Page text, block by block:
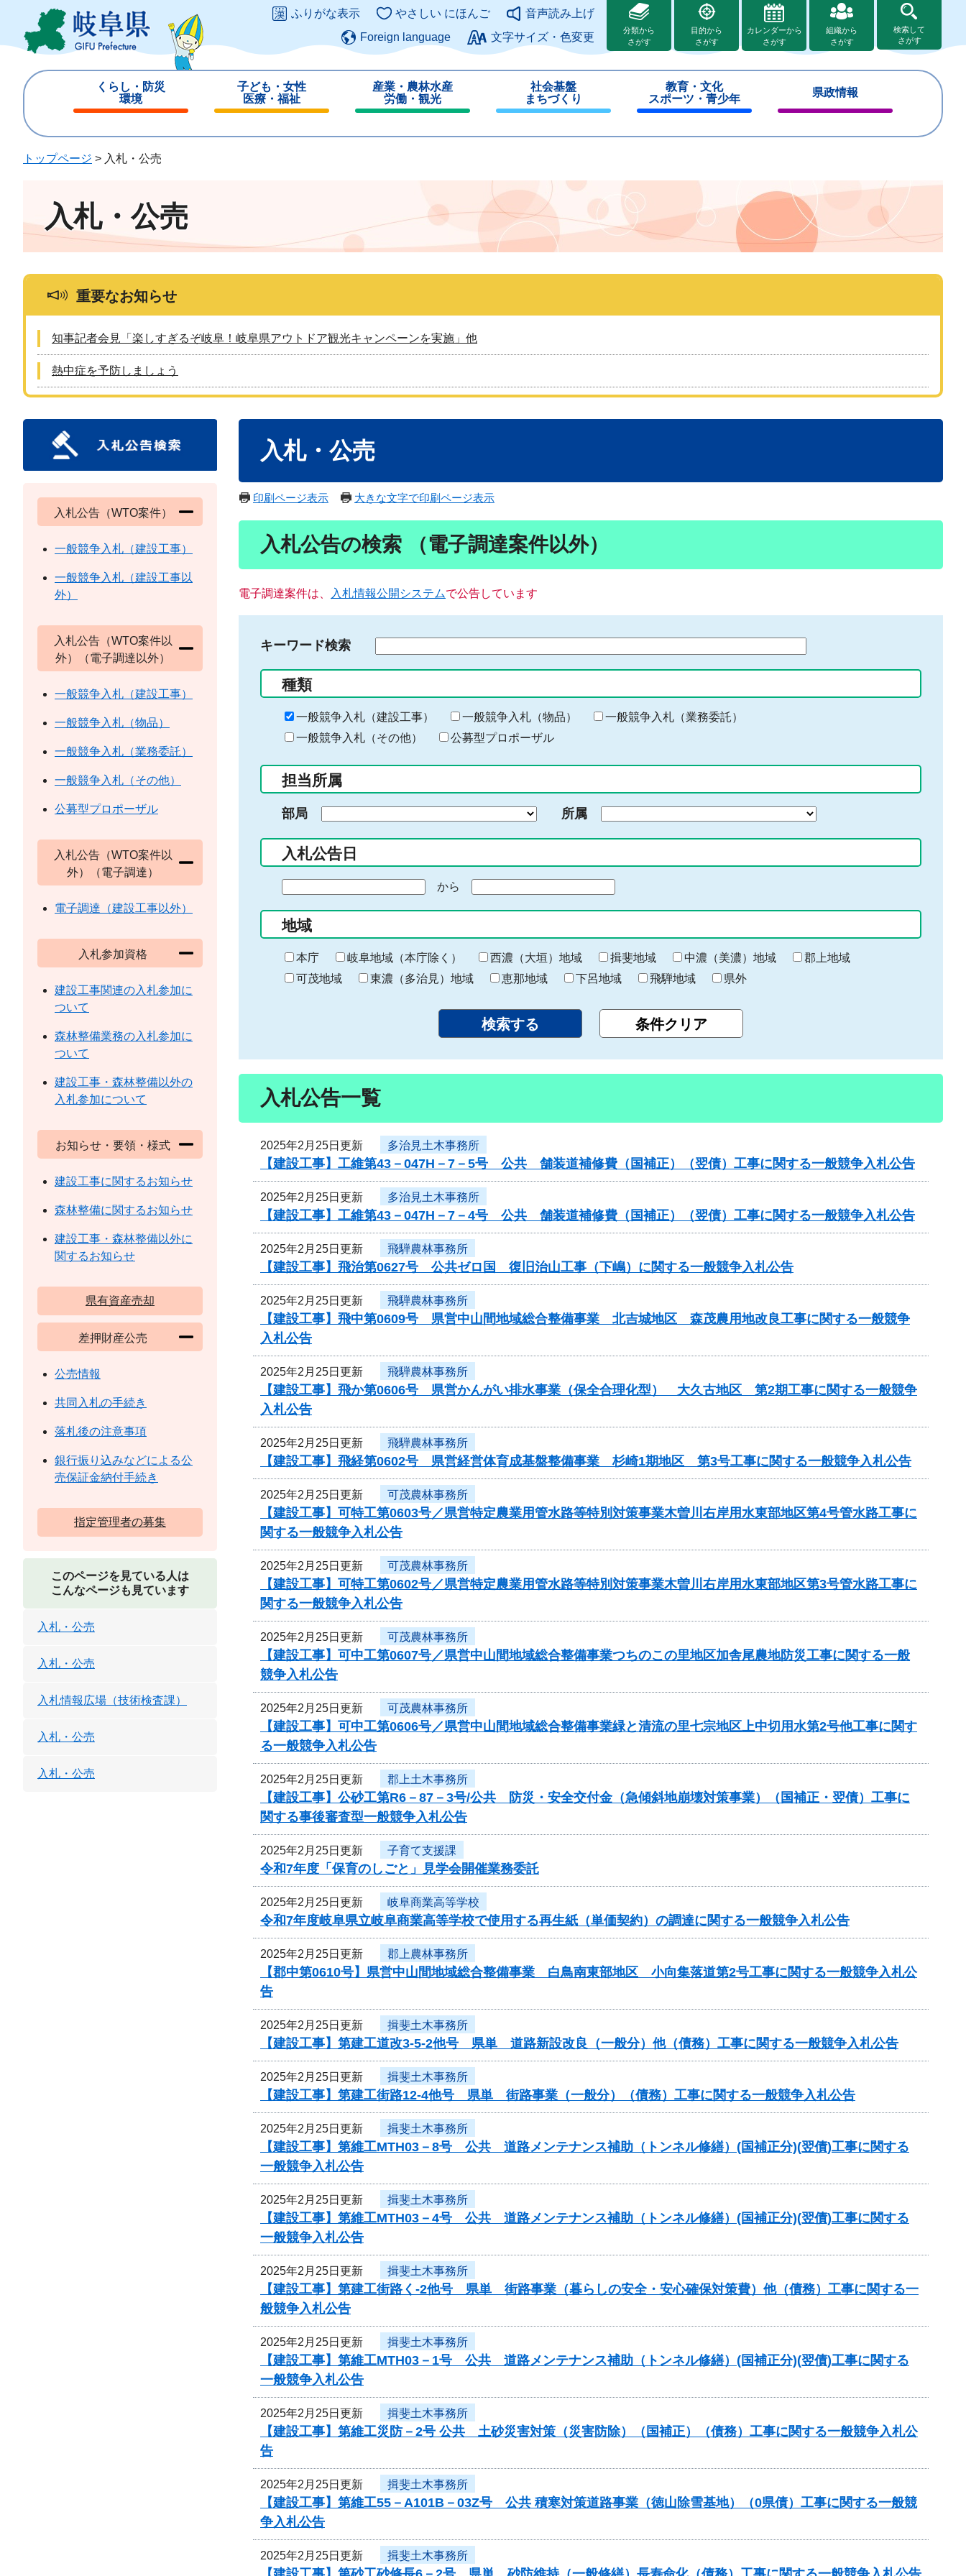
ジ
ュ
このページの本文へ
ふりがな表示 やさしい にほんご
音声読み上げ
Foreign language
文字サイズ・色変更
分類から
さがす
目的から
さがす
カレンダーから
さがす
組織から
さがす
検索して
さがす
くらし・防災
環境
じ
子ども・女性
医療・福祉
じ
産業・農林水産
労働・観光
じ
社会基盤
まちづくり
じ
教育・文化
スポーツ・青少年
じ
県政情報
じ
トップページ > 入札・公売
入札・公売
重要なお知らせ
知事記者会見「楽しすぎるぞ岐阜！岐阜県アウトドア観光キャンペーンを実施」他
熱中症を予防しましょう
入札・公売
印刷ページ表示 大きな文字で印刷ページ表示
入札公告の検索 （電子調達案件以外）
電子調達案件は、 入札情報公開システムで公告しています
キーワード検索
る
キ
ー
ー
入
力
種類
一般競争入札（建設工事） 一般競争入札（物品）
一般競争入札（業務委託）
一般競争入札（その他）
公募型プロポーザル
担当所属
部局 所属
入札公告日
の
始
ま
り
から
終
わ
り
地域
本庁 岐阜地域（本庁除く） 西濃（大垣）地域 揖斐地域 中濃（美濃）地域
郡上地域
可茂地域
東濃（多治見）地域 恵那地域 下呂地域 飛騨地域 県外
入札公告一覧
2025年2月25日更新 多治見土木事務所
【建設工事】工維第43－047H－7－5号 公共 舗装道補修費（国補正）（翌債）工事に関する一般競争入札公告
2025年2月25日更新 多治見土木事務所
【建設工事】工維第43－047H－7－4号 公共 舗装道補修費（国補正）（翌債）工事に関する一般競争入札公告
2025年2月25日更新 飛騨農林事務所
【建設工事】飛治第0627号 公共ゼロ国 復旧治山工事（下嶋）に関する一般競争入札公告
2025年2月25日更新 飛騨農林事務所
【建設工事】飛中第0609号 県営中山間地域総合整備事業 北吉城地区 森茂農用地改良工事に関する一般競争
入札公告
2025年2月25日更新 飛騨農林事務所
【建設工事】飛か第0606号 県営かんがい排水事業（保全合理化型） 大久古地区 第2期工事に関する一般競争
入札公告
2025年2月25日更新 飛騨農林事務所
【建設工事】飛経第0602号 県営経営体育成基盤整備事業 杉崎1期地区 第3号工事に関する一般競争入札公告
2025年2月25日更新 可茂農林事務所
【建設工事】可特工第0603号／県営特定農業用管水路等特別対策事業木曽川右岸用水東部地区第4号管水路工事に
関する一般競争入札公告
2025年2月25日更新 可茂農林事務所
【建設工事】可特工第0602号／県営特定農業用管水路等特別対策事業木曽川右岸用水東部地区第3号管水路工事に
関する一般競争入札公告
2025年2月25日更新 可茂農林事務所
【建設工事】可中工第0607号／県営中山間地域総合整備事業つちのこの里地区加舎尾農地防災工事に関する一般
競争入札公告
2025年2月25日更新 可茂農林事務所
【建設工事】可中工第0606号／県営中山間地域総合整備事業緑と清流の里七宗地区上中切用水第2号他工事に関す
る一般競争入札公告
2025年2月25日更新 郡上土木事務所
【建設工事】公砂工第R6－87－3号/公共 防災・安全交付金（急傾斜地崩壊対策事業）（国補正・翌債）工事に
関する事後審査型一般競争入札公告
2025年2月25日更新 子育て支援課
令和7年度「保育のしごと」見学会開催業務委託
2025年2月25日更新 岐阜商業高等学校
令和7年度岐阜県立岐阜商業高等学校で使用する再生紙（単価契約）の調達に関する一般競争入札公告
2025年2月25日更新 郡上農林事務所
【郡中第0610号】県営中山間地域総合整備事業 白鳥南東部地区 小向集落道第2号工事に関する一般競争入札公
告
2025年2月25日更新 揖斐土木事務所
【建設工事】第建工道改3-5-2他号 県単 道路新設改良（一般分）他（債務）工事に関する一般競争入札公告
2025年2月25日更新 揖斐土木事務所
【建設工事】第建工街路12-4他号 県単 街路事業（一般分）（債務）工事に関する一般競争入札公告
2025年2月25日更新 揖斐土木事務所
【建設工事】第維工MTH03－8号 公共 道路メンテナンス補助（トンネル修繕）(国補正分)(翌債)工事に関する
一般競争入札公告
2025年2月25日更新 揖斐土木事務所
【建設工事】第維工MTH03－4号 公共 道路メンテナンス補助（トンネル修繕）(国補正分)(翌債)工事に関する
一般競争入札公告
2025年2月25日更新 揖斐土木事務所
【建設工事】第建工街路く-2他号 県単 街路事業（暮らしの安全・安心確保対策費）他（債務）工事に関する一
般競争入札公告
2025年2月25日更新 揖斐土木事務所
【建設工事】第維工MTH03－1号 公共 道路メンテナンス補助（トンネル修繕）(国補正分)(翌債)工事に関する
一般競争入札公告
2025年2月25日更新 揖斐土木事務所
【建設工事】第維工災防－2号 公共 土砂災害対策（災害防除）（国補正）（債務）工事に関する一般競争入札公
告
2025年2月25日更新 揖斐土木事務所
【建設工事】第維工55－A101B－03Z号 公共 積寒対策道路事業（徳山除雪基地）（0県債）工事に関する一般競
争入札公告
2025年2月25日更新 揖斐土木事務所
入札公告（WTO案件）
一般競争入札（建設工事）
一般競争入札（建設工事以
外）
入札公告（WTO案件以
外）（電子調達以外）
一般競争入札（建設工事）
一般競争入札（物品）
一般競争入札（業務委託）
一般競争入札（その他）
公募型プロポーザル
入札公告（WTO案件以
外）（電子調達）
電子調達（建設工事以外）
入札参加資格
建設工事関連の入札参加に
ついて
森林整備業務の入札参加に
ついて
建設工事・森林整備以外の
入札参加について
お知らせ・要領・様式
建設工事に関するお知らせ
森林整備に関するお知らせ
建設工事・森林整備以外に
関するお知らせ
県有資産売却
差押財産公売
公売情報
共同入札の手続き
落札後の注意事項
銀行振り込みなどによる公
売保証金納付手続き
指定管理者の募集
このページを見ている人は
こんなページも見ています
入札・公売
入札・公売
入札情報広場（技術検査課）
入札・公売
入札・公売